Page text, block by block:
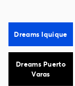
Dreams Iquique
Dreams Puerto
Varas